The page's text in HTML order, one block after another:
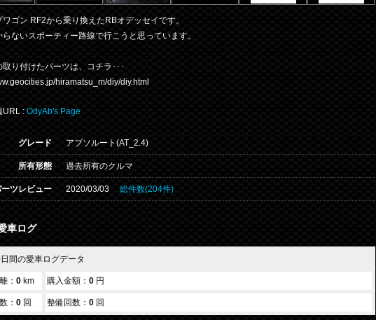
ワゴン RF2から乗り換えたRBオデッセイです。
ないスポーティー路線で行こうと思っています。
取り付けたパーツは、コチラ･･･
hiramatsu_m/diy/diy.html
URL : OdyAb's Page
グレード アブソルート(AT_2.4)
所有形態 過去所有のクルマ
ツレビュー 2020/03/03 総件数(204件)
車ログ
間の愛車ログデータ
： 0 km 購入金額： 0 円
： 0 回 整備回数： 0 回